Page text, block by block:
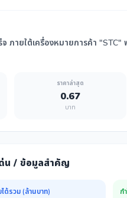
ายใต้เครื่องหมายการค้า
ราคาล่าสุด
0.67
บาท
น / ข้อมูลสำคัญ
ได้รวม (ล้านบาท) ก